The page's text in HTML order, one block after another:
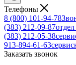
Телефоны
8 (800) 101-94-78
(383) 212-09-87
(383) 212-05-38
913-894-61-63
Заказать звонок